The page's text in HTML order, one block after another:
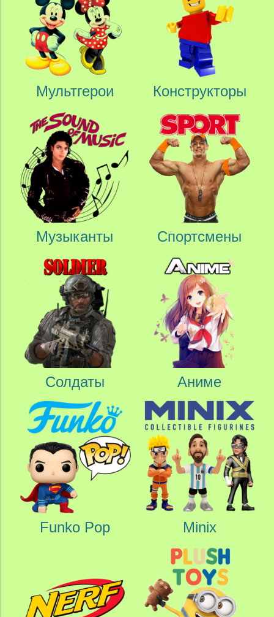
Мультгерои Конструкторы
Музыканты Спортсмены
Солдаты Аниме
Funko Pop Minix